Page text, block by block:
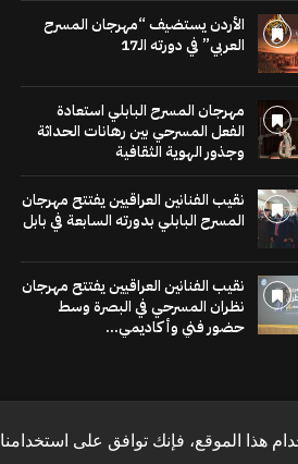
الأردن يستضيف “مهرجان المسرح
العربي” في دورته الـ17
مهرجان المسرح البابلي استعادة
الفعل المسرحي بين رهانات الحداثة
وجذور الهوية الثقافية
نقيب الفنانين العراقيين يفتتح مهرجان
المسرح البابلي بدورته السابعة في بابل
نقيب الفنانين العراقيين يفتتح مهرجان
نظران المسرحي في البصرة وسط
حضور فني وأكاديمي...
الموقع، فإنك توافق على استخدامنا